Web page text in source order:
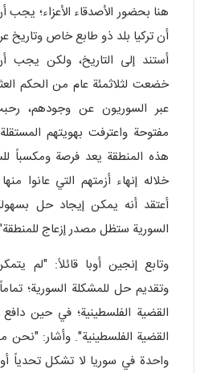
هنا بحضور الأصدقاء الأعزاء؛ يجب
أن تركيا بلد ذو طابع خاص وتاريخ
أستند إلى التاريخ، ولكن يجب
خضعت لثلاثمئة عام من الحكم
عبر السوريون عن وجودهم،
مفتوحة واعترفت بهويتهم
هذه المنطقة يعد فرصة ومكسباً
خلاله إنهاء أزمتهم التي عانوا
أعتقد أنه يمكن إيجاد حل
السورية ستظل مصدر إزعاج
وتابع إنجين أوبا قائلاً: "لم
وتقديم حل للمشكلة السورية؛
القضية الفلسطينية؛ في حين دافع
القضية الفلسطينية". وأشار: "نحن
واحدة في سوريا لا تشكل تحدياً